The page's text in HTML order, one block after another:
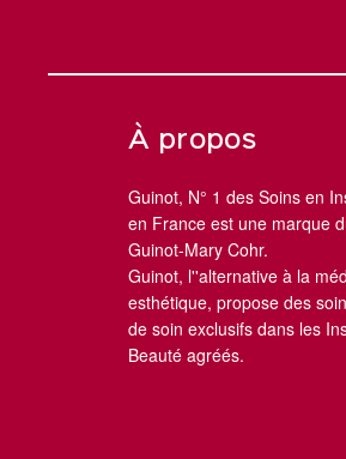
À propos
Guinot, N° 1 des Soins en
en France est une marque
Guinot-Mary Cohr.
Guinot, l''alternative à la
esthétique, propose des
de soin exclusifs dans les
Beauté agréés.